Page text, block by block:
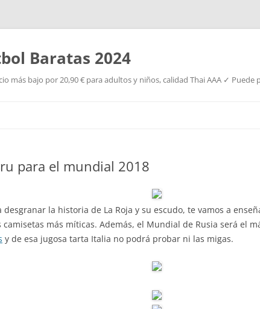
Baratas 2024
más bajo por 20,90 € para adultos y niños, calidad Thai AAA ✓
para el mundial 2018
la historia de La Roja y su escudo, te vamos a
más míticas. Además, el Mundial de Rusia será el
y de esa jugosa tarta Italia no podrá probar ni las migas.